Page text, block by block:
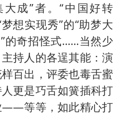
成”者。“中国好转
想实现秀”的“助梦大
的奇招怪式……当然少
持人的各逞其能：演
百出，评委也毒舌蜜
更是巧舌如簧插科打
——等等，如此精心打